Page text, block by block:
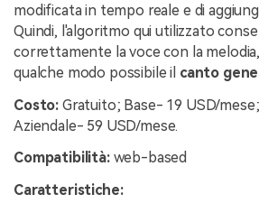
modificata in tempo reale e di
Quindi, l'algoritmo qui utilizzato
correttamente la voce con la
qualche modo possibile il canto
Costo: Gratuito; Base- 19 USD/
Aziendale- 59 USD/mese.
Compatibilità: web-based
Caratteristiche: